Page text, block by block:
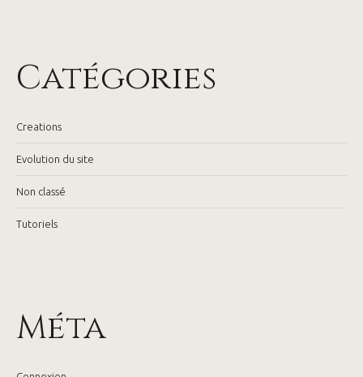
Catégories
Creations
Evolution du site
Non classé
Tutoriels
Méta